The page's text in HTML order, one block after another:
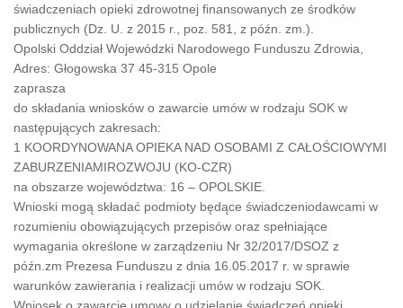
świadczeniach opieki zdrowotnej finansowanych ze środków
publicznych (Dz. U. z 2015 r., poz. 581, z późn. zm.).
Opolski Oddział Wojewódzki Narodowego Funduszu Zdrowia,
Adres: Głogowska 37 45-315 Opole
zaprasza
do składania wniosków o zawarcie umów w rodzaju SOK w
następujących zakresach:
1 KOORDYNOWANA OPIEKA NAD OSOBAMI Z CAŁOŚCIOWYMI
ZABURZENIAMIROZWOJU (KO-CZR)
na obszarze województwa: 16 – OPOLSKIE.
Wnioski mogą składać podmioty będące świadczeniodawcami w
rozumieniu obowiązujących przepisów oraz spełniające
wymagania określone w zarządzeniu Nr 32/2017/DSOZ z
późn.zm Prezesa Funduszu z dnia 16.05.2017 r. w sprawie
warunków zawierania i realizacji umów w rodzaju SOK.
Wniosek o zawarcie umowy o udzielanie świadczeń opieki